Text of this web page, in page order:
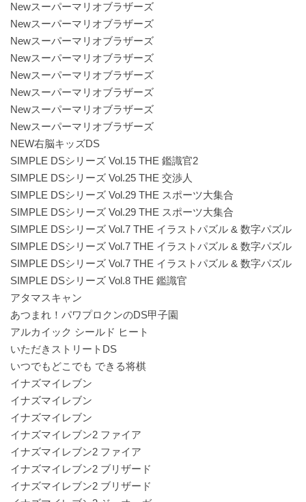
Newスーパーマリオブラザーズ
Newスーパーマリオブラザーズ
Newスーパーマリオブラザーズ
Newスーパーマリオブラザーズ
Newスーパーマリオブラザーズ
Newスーパーマリオブラザーズ
Newスーパーマリオブラザーズ
Newスーパーマリオブラザーズ
NEW右脳キッズDS
SIMPLE DSシリーズ Vol.15 THE 鑑識官2
SIMPLE DSシリーズ Vol.25 THE 交渉人
SIMPLE DSシリーズ Vol.29 THE スポーツ大集合
SIMPLE DSシリーズ Vol.29 THE スポーツ大集合
SIMPLE DSシリーズ Vol.7 THE イラストパズル & 数字パズル
SIMPLE DSシリーズ Vol.7 THE イラストパズル & 数字パズル
SIMPLE DSシリーズ Vol.7 THE イラストパズル & 数字パズル
SIMPLE DSシリーズ Vol.8 THE 鑑識官
アタマスキャン
あつまれ！パワプロクンのDS甲子園
アルカイック シールド ヒート
いただきストリートDS
いつでもどこでも できる将棋
イナズマイレブン
イナズマイレブン
イナズマイレブン
イナズマイレブン2 ファイア
イナズマイレブン2 ファイア
イナズマイレブン2 ブリザード
イナズマイレブン2 ブリザード